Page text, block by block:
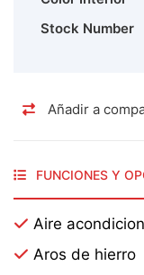
Stock Number
Añadir a
FUNCIONES Y
Aire
Aros de hierro